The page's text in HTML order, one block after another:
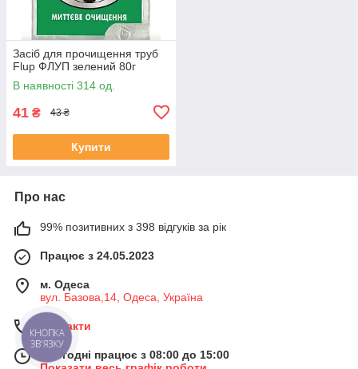
Засіб для прочищення труб
Flup ФЛУП зелений 80г
В наявності 314 од.
41 ₴ 43 ₴
Купити
Про нас
99% позитивних з 398 відгуків за рік
Працює з 24.05.2023
м. Одеса
вул. Базова,14, Одеса, Україна
Контакти
Сьогодні працює з 08:00 до 15:00
КНОПКА
ЗВ'ЯЗКУ